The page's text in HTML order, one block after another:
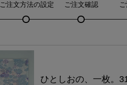
ご注文方法の設定 ご注文確認
ひとしおの、一枚。